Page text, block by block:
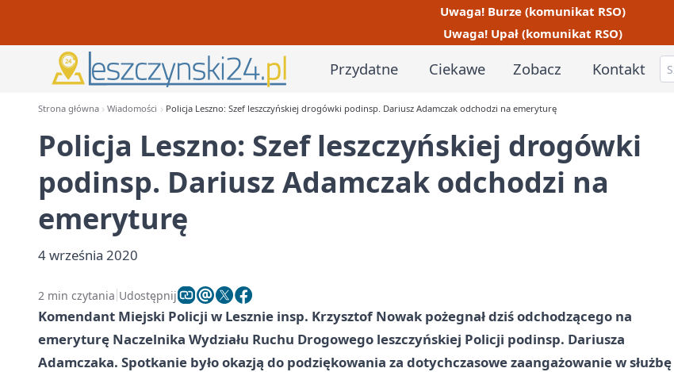
Uwaga! Burze (komunikat RSO)
Uwaga! Upał (komunikat RSO)
Przydatne Ciekawe Zobacz Kontakt
Strona główna Wiadomości Policja Leszno: Szef leszczyńskiej drogówki podinsp. Dariusz Adamczak odchodzi na emeryturę
Policja Leszno: Szef leszczyńskiej drogówki
podinsp. Dariusz Adamczak odchodzi na
emeryturę
4 września 2020
2 min czytania Udostępnij
Komendant Miejski Policji w Lesznie insp. Krzysztof Nowak pożegnał dziś odchodzącego na
emeryturę Naczelnika Wydziału Ruchu Drogowego leszczyńskiej Policji podinsp. Dariusza
Adamczaka. Spotkanie było okazją do podziękowania za dotychczasowe zaangażowanie w służbę